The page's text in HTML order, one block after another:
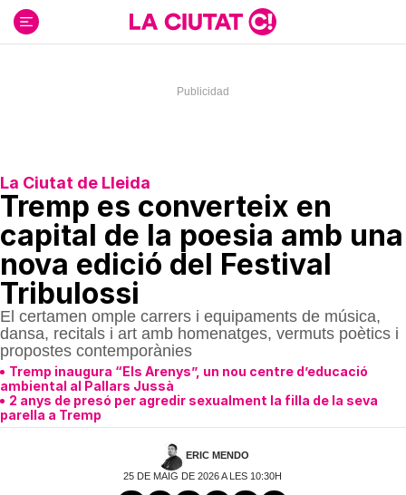
contenido
La Ciutat de Lleida
Tremp es converteix en
capital de la poesia amb una
nova edició del Festival
Tribulossi
El certamen omple carrers i equipaments de música,
dansa, recitals i art amb homenatges, vermuts poètics i
propostes contemporànies
Tremp inaugura “Els Arenys”, un nou centre d’educació
ambiental al Pallars Jussà
2 anys de presó per agredir sexualment la filla de la seva
parella a Tremp
ERIC MENDO
25 DE MAIG DE 2026 A LES 10:30H